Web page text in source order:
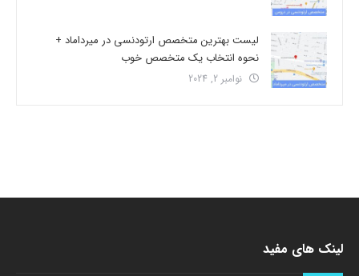
لیست بهترین متخصص ارتودنسی در میرداماد +
نحوه انتخاب یک متخصص خوب
نوامبر 2, 2024
لینک های مفید